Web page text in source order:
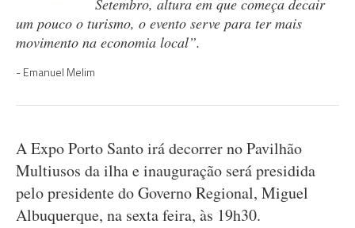
Setembro, altura em que começa decair
um pouco o turismo, o evento serve para ter mais
movimento na economia local”.
Emanuel Melim
A Expo Porto Santo irá decorrer no Pavilhão
Multiusos da ilha e inauguração será presidida
pelo presidente do Governo Regional, Miguel
Albuquerque, na sexta feira, às 19h30.